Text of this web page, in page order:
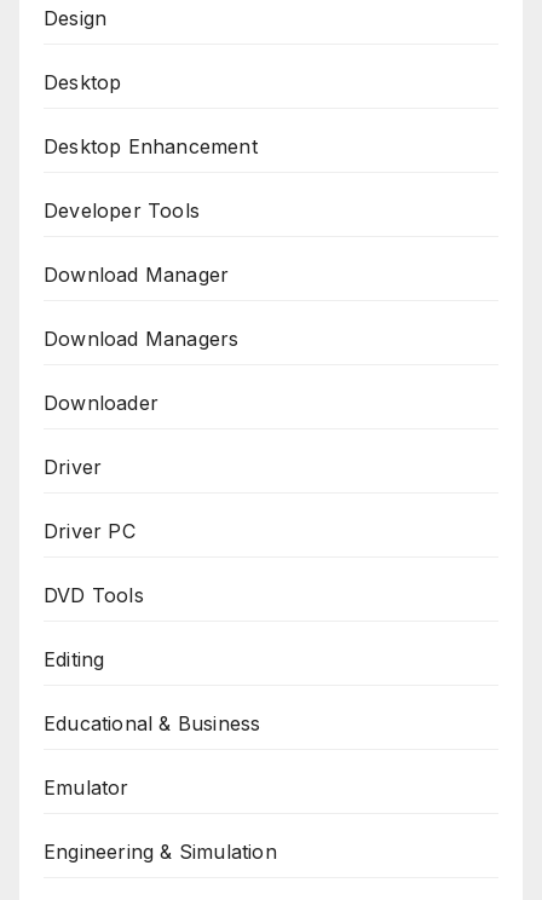
Design
Desktop
Desktop Enhancement
Developer Tools
Download Manager
Download Managers
Downloader
Driver
Driver PC
DVD Tools
Editing
Educational & Business
Emulator
Engineering & Simulation